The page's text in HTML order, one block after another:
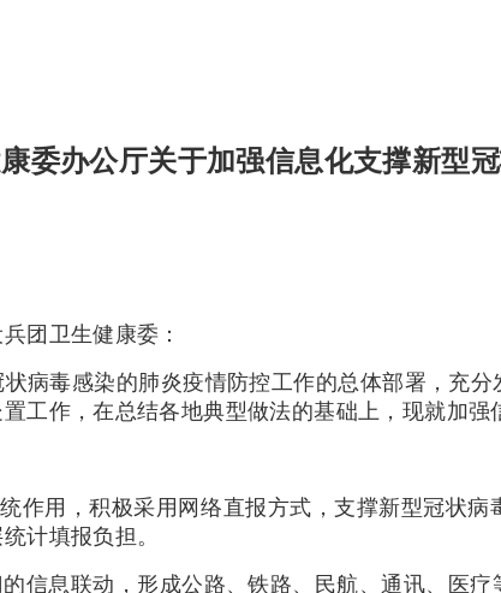
委办公厅关于加强信息化支撑新型
团卫生健康委：
病毒感染的肺炎疫情防控工作的总体部署，充
工作，在总结各地典型做法的基础上，现就加强
作用，积极采用网络直报方式，支撑新型冠状
计填报负担。
信息联动，形成公路、铁路、民航、通讯、医